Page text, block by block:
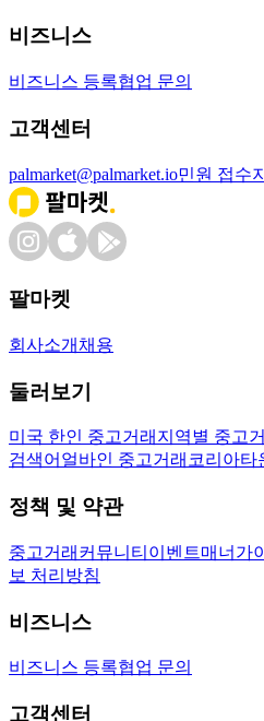
비즈니스
비즈니스 등록협업 문의
고객센터
palmarket@palmarket.io민원 접수
팔마켓
회사소개 채용
둘러보기
미국 한인 중고거래 지역별 중고
검색어 얼바인 중고거래 코리아타
정책 및 약관
중고거래 커뮤니티 이벤트매너가
보 처리방침
비즈니스
비즈니스 등록협업 문의
고객센터